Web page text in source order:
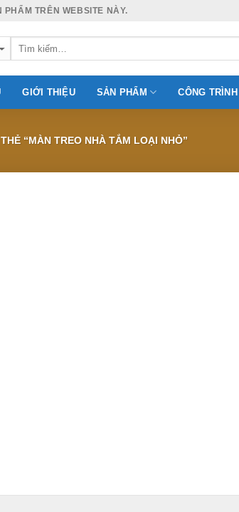
TRÊN WEBSITE NÀY.
GIỚI THIỆU SẢN PHẨM CÔNG
“MÀN TREO NHÀ TẮM LOẠI NHỎ”